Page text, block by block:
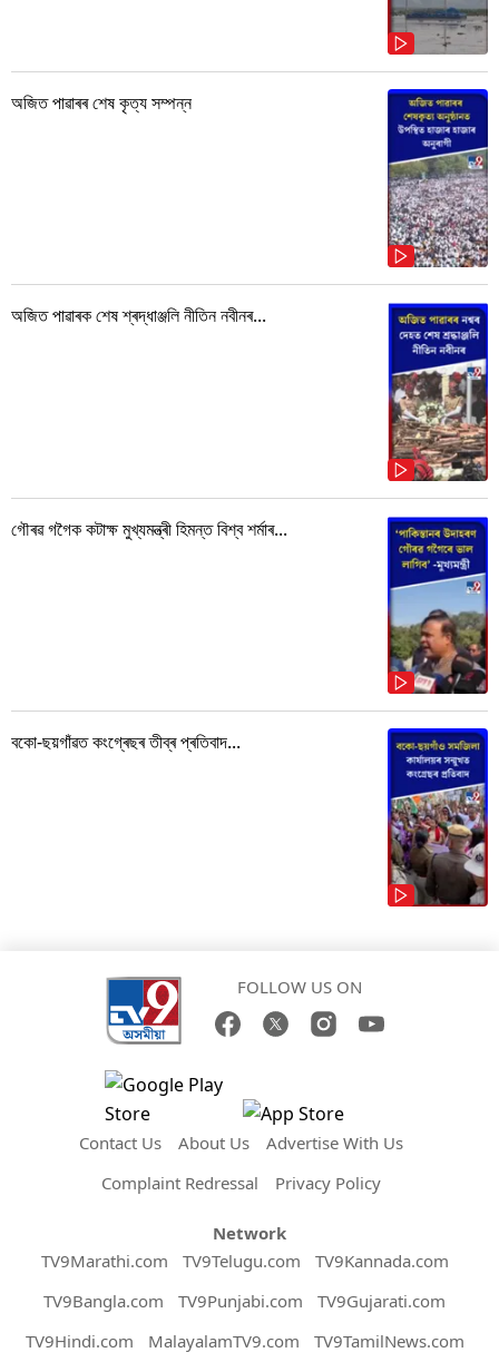
অজিত পাৱাৰৰ শেষ কৃত্য সম্পন্ন
অজিত পাৱাৰক শেষ শ্ৰদ্ধাঞ্জলি নীতিন নবীনৰ...
গৌৰৱ গগৈক কটাক্ষ মুখ্যমন্ত্ৰী হিমন্ত বিশ্ব শৰ্মাৰ...
বকো-ছয়গাঁৱত কংগ্ৰেছৰ তীব্ৰ প্ৰতিবাদ...
FOLLOW US ON
Contact Us About Us
Advertise With Us
Complaint Redressal
Privacy Policy
Network
TV9Marathi.com
TV9Telugu.com
TV9Kannada.com
TV9Bangla.com
TV9Punjabi.com
TV9Gujarati.com
TV9Hindi.com
MalayalamTV9.com
TV9TamilNews.com